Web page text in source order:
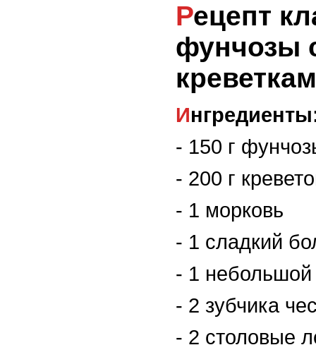
Рецепт классического
фунчозы
- 150 г
- 200 г
- 1 морковь
- 1 сладкий
- 1 небольшой
- 2 зубчика
- 2 столовые